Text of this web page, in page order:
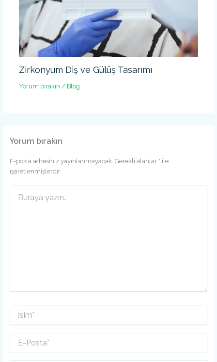
Zirkonyum Diş ve Gülüş Tasarımı
Yorum bırakın / Blog
Yorum bırakın
E-posta adresiniz yayınlanmayacak. Gerekli alanlar * ile
işaretlenmişlerdir
yazın..
İsim*
Posta*